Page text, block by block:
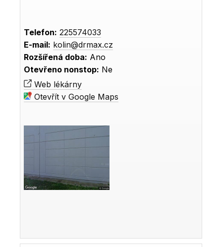
Telefon: 225574033
E-mail: kolin@drmax.cz
Rozšířená doba: Ano
Otevřeno nonstop: Ne
Web lékárny
Otevřít v Google Maps